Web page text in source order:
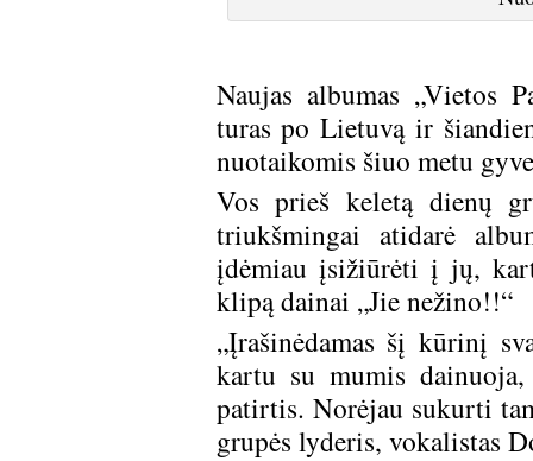
Naujas albumas „Vietos
turas po Lietuvą ir
nuotaikomis šiuo metu
Vos prieš keletą dienų
triukšmingai atidarė
įdėmiau įsižiūrėti į jų,
klipą dainai „Jie nežino!!“
„Įrašinėdamas šį kūrinį
kartu su mumis
patirtis. Norėjau sukurti
grupės lyderis, vokalistas